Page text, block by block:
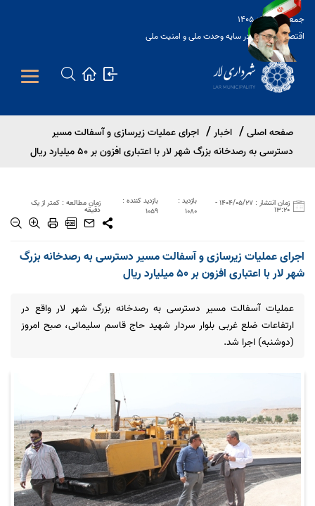
Open
جمعه 16 مرداد 1405
اقتصاد مقاومتی در سایه وحدت ملی و امنیت ملی
صفحه اصلی اخبار
اجرای عملیات زیرسازی و آسفالت مسیر
دسترسی به رصدخانه بزرگ شهر لار با اعتباری افزون بر 50 میلیارد ریال
زمان انتشار : 1404/05/27 -
13:20
بازدید :
1080
بازدید کننده :
1059
زمان مطالعه : کمتر از یک
دقیقه
اجرای عملیات زیرسازی و آسفالت مسیر دسترسی به رصدخانه بزرگ
شهر لار با اعتباری افزون بر 50 میلیارد ریال
عملیات آسفالت مسیر دسترسی به رصدخانه بزرگ شهر لار واقع در
ارتفاعات ضلع غربی بلوار سردار شهید حاج قاسم سلیمانی، صبح امروز
(دوشنبه) اجرا شد.